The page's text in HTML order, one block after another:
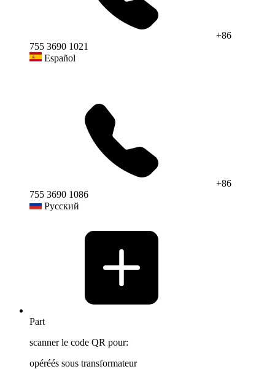
+86
755 3690 1021
Español
+86
755 3690 1086
Русский
Part
scanner le code QR pour:
opéréés sous transformateur